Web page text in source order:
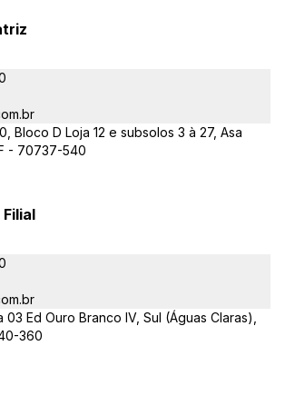
Bloco D Loja 12 e subsolos 3 à 27, Asa
- 70737-540
03 Ed Ouro Branco IV, Sul (Águas Claras),
360